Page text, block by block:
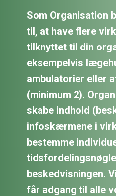
Som Organisation
til, at have flere
tilknyttet til din
eksempelvis
ambulatorier eller
(minimum 2).
skabe indhold
infoskærmene i
bestemme
beskedvisningen.
får adgang til alle